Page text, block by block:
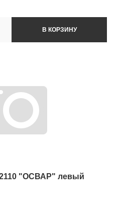
В КОРЗИНУ
2110 "ОСВАР" левый